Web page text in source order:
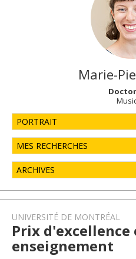
Marie-
PORTRAIT
MES RECHERCHES
ARCHIVES
UNIVERSITÉ DE MONTRÉAL
Prix d'excellence
enseignement